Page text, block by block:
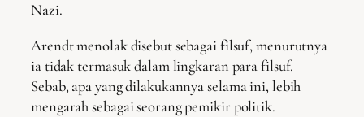
Nazi.
Arendt menolak disebut sebagai filsuf, menurutnya
ia tidak termasuk dalam lingkaran para filsuf.
Sebab, apa yang dilakukannya selama ini, lebih
mengarah sebagai seorang pemikir politik.